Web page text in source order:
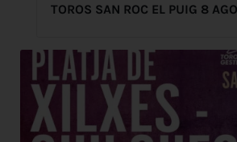
TOROS SAN ROC EL PUIG 8